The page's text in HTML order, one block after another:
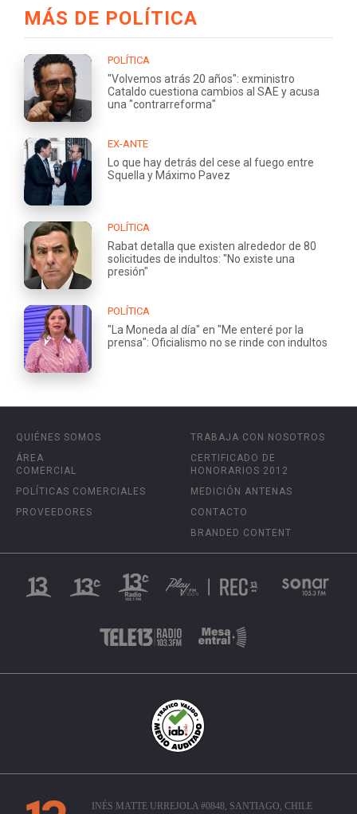
MÁS DE POLÍTICA
POLÍTICA
"Volvemos atrás 20 años": exministro
Cataldo cuestiona cambios al SAE y acusa
una "contrarreforma"
EX-ANTE
Lo que hay detrás del cese al fuego entre
Squella y Máximo Pavez
POLÍTICA
Rabat detalla que existen alrededor de 80
solicitudes de indultos: "No existe una
presión"
POLÍTICA
"La Moneda al día" en "Me enteré por la
prensa": Oficialismo no se rinde con indultos
QUIÉNES SOMOS
ÁREA
COMERCIAL
POLÍTICAS COMERCIALES
PROVEEDORES
TRABAJA CON NOSOTROS
CERTIFICADO DE
HONORARIOS 2012
MEDICIÓN ANTENAS
CONTACTO
BRANDED CONTENT
INÉS MATTE URREJOLA #0848, SANTIAGO, CHILE